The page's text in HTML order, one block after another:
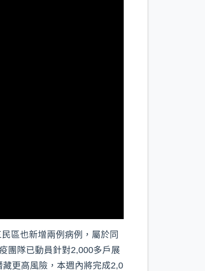
區也新增兩例病例，屬於同
團隊已動員針對2,000多戶展
更高風險，本週內將完成2,0